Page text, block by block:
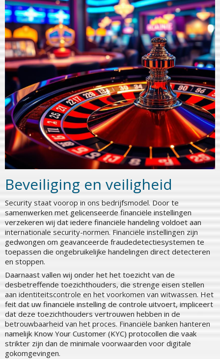
Beveiliging en veiligheid
Security staat voorop in ons bedrijfsmodel. Door te
samenwerken met gelicenseerde financiële instellingen
verzekeren wij dat iedere financiële handeling voldoet aan
internationale security-normen. Financiële instellingen zijn
gedwongen om geavanceerde fraudedetectiesystemen te
toepassen die ongebruikelijke handelingen direct detecteren
en stoppen.
Daarnaast vallen wij onder het het toezicht van de
desbetreffende toezichthouders, die strenge eisen stellen
aan identiteitscontrole en het voorkomen van witwassen. Het
feit dat uw financiële instelling de controle uitvoert, impliceert
dat deze toezichthouders vertrouwen hebben in de
betrouwbaarheid van het proces. Financiële banken hanteren
namelijk Know Your Customer (KYC) protocollen die vaak
strikter zijn dan de minimale voorwaarden voor digitale
gokomgevingen.